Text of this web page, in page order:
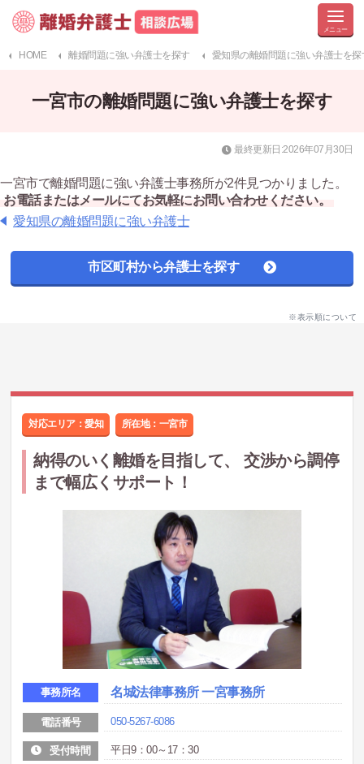
HOME 離婚問題に強い弁護士を探す 愛知県の離婚問題に強い弁護士を探
一宮市の離婚問題に強い弁護士を探す
最終更新日:2026年07月30日
一宮市で離婚問題に強い弁護士事務所が2件見つかりました。
お電話またはメールにてお気軽にお問い合わせください。
愛知県の離婚問題に強い弁護士
市区町村から弁護士を探す
※表示順について
対応エリア：愛知 所在地： 一宮市
納得のいく離婚を目指して、 交渉から調停
まで幅広くサポート！
事務所名 名城法律事務所 一宮事務所
電話番号 050-5267-6086
受付時間 平日9：00～17：30